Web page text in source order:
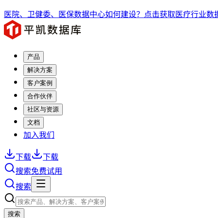
医院、卫健委、医保数据中心如何建设？点击获取医疗行业
产品
解决方案
客户案例
合作伙伴
社区与资源
文档
加入我们
下载
下载
搜索免费试用
搜索
搜索